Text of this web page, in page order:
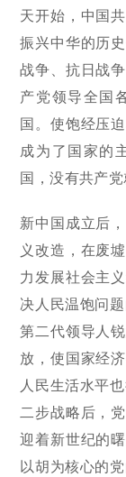
天开始，中国
振兴中华的历
战争、抗日战
产党领导全国
国。使饱经压
成为了国家的
国，没有共产党
新中国成立后
义改造，在废
力发展社会主
决人民温饱问
第二代领导人
放，使国家经
人民生活水平
二步战略后，
迎着新世纪的
以胡为核心的